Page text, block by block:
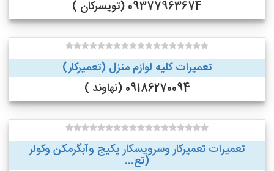
09377963674 (تویسرکان )
تعمیرات کلیه لوازم منزل (تعمیرکار)
09186270094 (نهاوند )
تعمیرات تعمیرکار وسرویسکار پکیج وآبگرمکن وکولر
(تع...